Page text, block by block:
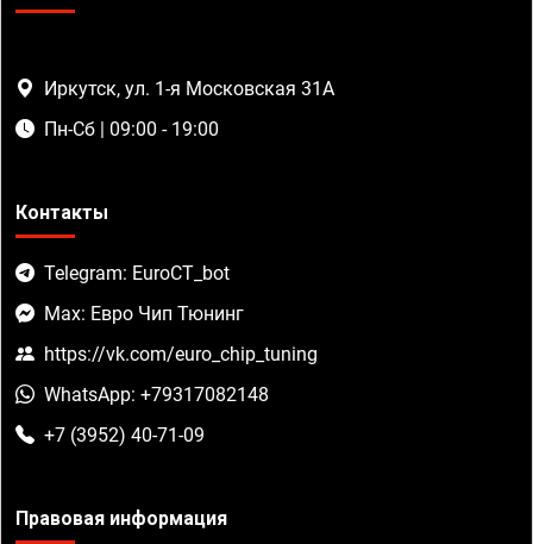
Иркутск, ул. 1-я Московская 31А
Пн-Сб | 09:00 - 19:00
Контакты
Telegram: EuroCT_bot
Max: Евро Чип Тюнинг
https://vk.com/euro_chip_tuning
WhatsApp: +79317082148
+7 (3952) 40-71-09
Правовая информация